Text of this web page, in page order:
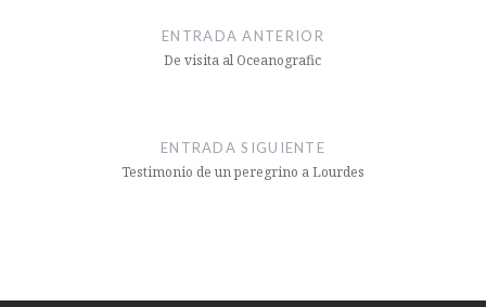
ENTRADA ANTERIOR
De visita al Oceanografic
ENTRADA SIGUIENTE
Testimonio de un peregrino a Lourdes